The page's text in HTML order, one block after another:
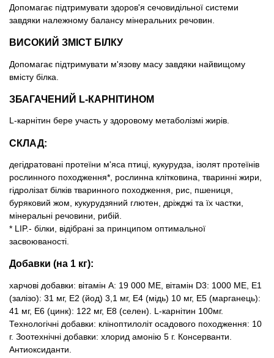
Допомагає підтримувати здоров'я сечовидільної системи
завдяки належному балансу мінеральних речовин.
ВИСОКИЙ ЗМІСТ БІЛКУ
Допомагає підтримувати м'язову масу завдяки найвищому
вмісту білка.
ЗБАГАЧЕНИЙ L-КАРНІТИНОМ
L-карнітин бере участь у здоровому метаболізмі жирів.
СКЛАД:
дегідратовані протеїни м'яса птиці, кукурудза, ізолят протеїнів
рослинного походження*, рослинна клітковина, тваринні жири,
гідролізат білків тваринного походження, рис, пшениця,
буряковий жом, кукурудзяний глютен, дріжджі та їх частки,
мінеральні речовини, рибій.
* LIP.- білки, відібрані за принципом оптимальної
засвоюваності.
Добавки (на 1 кг):
харчові добавки: вітамін A: 19 000 MЕ, вітамін D3: 1000 MЕ, E1
(залізо): 31 мг, E2 (йод) 3,1 мг, E4 (мідь) 10 мг, E5 (марганець):
41 мг, E6 (цинк): 122 мг, E8 (селен). L-карнітин 100мг.
Технологічні добавки: кліноптилоліт осадового походження: 10
г. Зоотехнічні добавки: хлорид амонію 5 г. Консерванти.
Антиоксиданти.
Хозряд - господарчі товари оптом
Популярні зоотоварі
Архів / Знято з виробництва